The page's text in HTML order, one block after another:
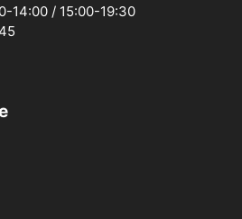
14:00 / 15:00-19:30